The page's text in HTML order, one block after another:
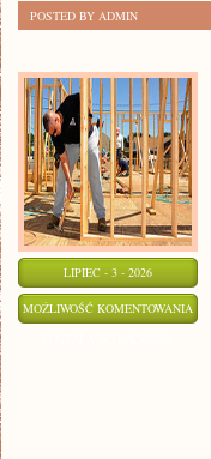
POSTED BY ADMIN
LIPIEC - 3 - 2026
MOŻLIWOŚĆ KOMENTOWANIA